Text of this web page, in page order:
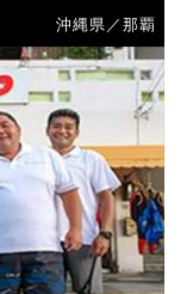
沖縄県／那覇